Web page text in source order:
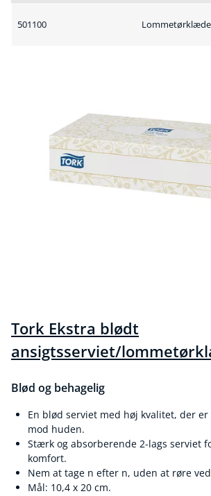
501100
Tork Ekstra blødt
ansigtsserviet/
Blød og behagelig
En blød serviet med høj kvalitet, der er
mod huden.
Stærk og absorberende 2-lags serviet
komfort.
Nem at tage n efter n, uden at røre
Mål: 10,4 x 20 cm.